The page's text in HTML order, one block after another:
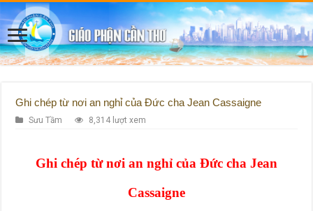
Ghi chép từ nơi an nghỉ của Đức cha Jean Cassaigne
Sưu Tầm 8,314 lượt xem
Ghi chép từ nơi an nghỉ của Đức cha Jean
Cassaigne